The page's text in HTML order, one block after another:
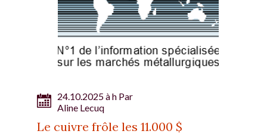
24.10.2025 à h Par
Aline Lecuq
Le cuivre frôle les 11.000 $